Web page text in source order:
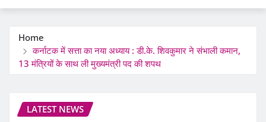
Home
कर्नाटक में सत्ता का नया अध्याय : डी.के. शिवकुमार ने संभाली कमान,
13 मंत्रियों के साथ ली मुख्यमंत्री पद की शपथ
LATEST NEWS